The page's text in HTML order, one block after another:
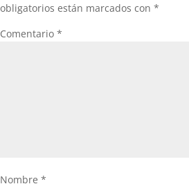
obligatorios están marcados con *
Comentario *
Nombre *